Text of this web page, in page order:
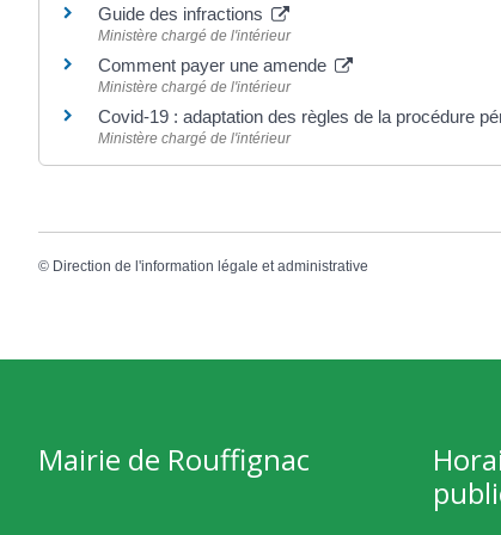
Guide des infractions
Ministère chargé de l'intérieur
Comment payer une amende
Ministère chargé de l'intérieur
Covid-19 : adaptation des règles de la procédure
Ministère chargé de l'intérieur
© Direction de l'information légale et administrative
Mairie de Rouffignac